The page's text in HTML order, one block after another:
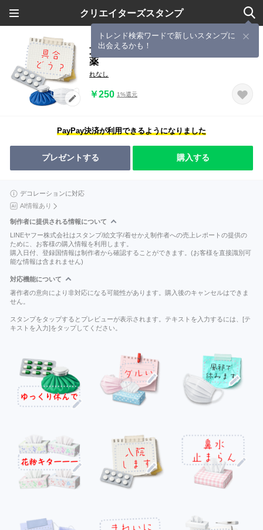
クリエイターズスタンプ
トレンド検索ワードで新しいスタンプに
出会えるかも！
文字入力OK⭐花粉症/風邪 マスクやお
薬
れなし
￥250 1%還元
PayPay決済が利用できるようになりました
プレゼントする 購入する
デコレーションに対応
AI情報あり
制作者に提供される情報について
LINEヤフー株式会社はスタンプ/絵文字/着せかえ制作者への売上レポートの提供の
ために、お客様の購入情報を利用します。
購入日付、登録国情報は制作者から確認することができます。(お客様を直接識別可
能な情報は含まれません)
対応機能について
著作者の意向により非対応になる可能性があります。購入後のキャンセルはできま
せん。
スタンプをタップするとプレビューが表示されます。テキストを入力するには、[テ
キストを入力]をタップしてください。